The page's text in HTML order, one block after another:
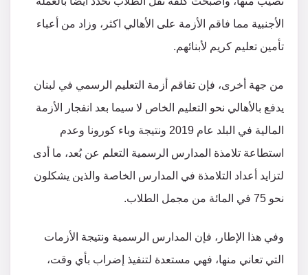
الأجنبية مما فاقم الأزمة على الأهالي اكثر، وزاد من أعباء
تأمين تعليم كريم لأبنائهم.
من جهة أخرى، فإن تفاقم أزمة التعليم الرسمي في لبنان
يدفع بالأهالي نحو التعليم الخاص لا سيما بعد انفجار الأزمة
المالية في البلد عام 2019 ونتيجة وباء كورونا وعدم
استطاعة تلامذة المدارس الرسمية التعلم عن بُعد، ما أدى
لتزايد أعداد التلامذة في المدارس الخاصة والذين يشكلون
نحو 75 في المائة من مجمل الطلاب.
وفي هذا الإطار، فإن المدارس الرسمية ونتيجة الأزمات
التي تعاني منها، فهي مستعدة لتنفيذ إضراب بأي وقت،